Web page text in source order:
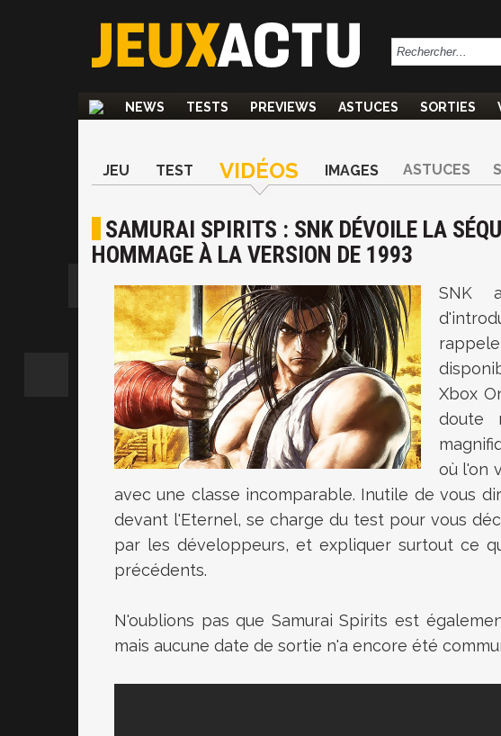
NEWS TESTS PREVIEWS ASTUCES SORTIES
JEU TEST VIDÉOS IMAGES ASTUCES
SAMURAI SPIRITS : SNK DÉVOILE LA
HOMMAGE À LA VERSION DE 1993
SNK
Xbox
doute
où l'on
avec une classe incomparable. Inutile de vous
devant l'Eternel, se charge du test pour vous
par les développeurs, et expliquer surtout ce
précédents.
N'oublions pas que Samurai Spirits est
mais aucune date de sortie n'a encore été